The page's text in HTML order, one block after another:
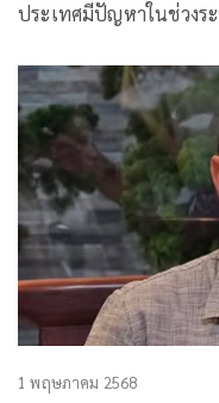
ประเทศมีปัญหาในช่วงร
ต่อสู้จนทำให้สามารถหยุ
1 พฤษภาคม 2568